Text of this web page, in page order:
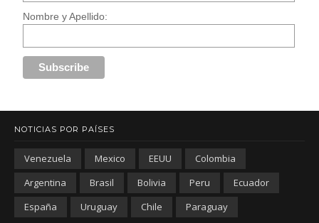
Nombre y Apellido:
NOTICIAS POR PAÍSES
Venezuela Mexico EEUU
Colombia
Argentina
Brasil Bolivia Peru
Ecuador
España
Uruguay Chile Paraguay